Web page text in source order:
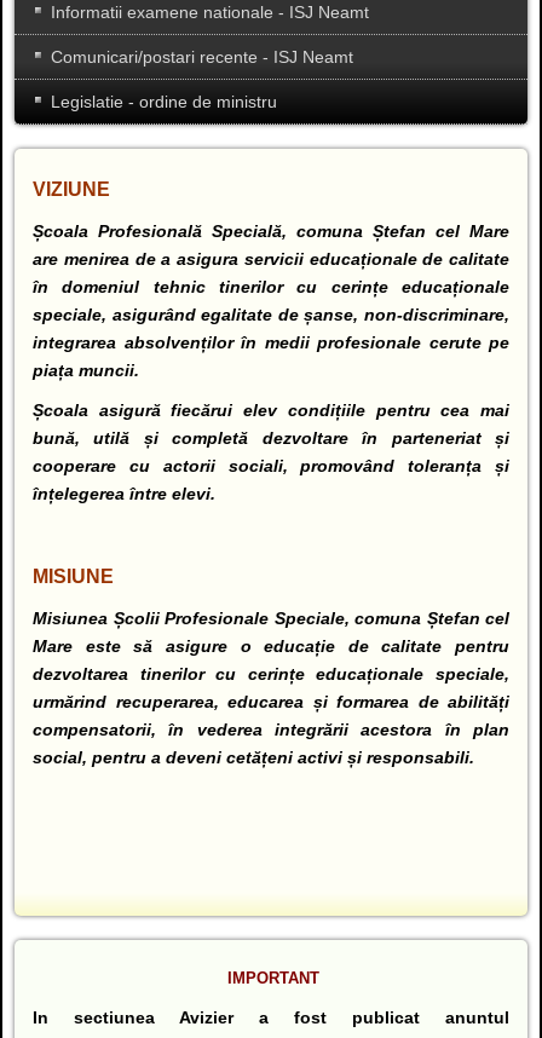
Informatii examene nationale - ISJ Neamt
Comunicari/postari recente - ISJ Neamt
Legislatie - ordine de ministru
VIZIUNE
Școala Profesională Specială, comuna Ștefan cel Mare
are menirea de a asigura servicii educaționale de calitate
în domeniul tehnic tinerilor cu cerințe educaționale
speciale, asigurând egalitate de șanse, non-discriminare,
integrarea absolvenților în medii profesionale cerute pe
piața muncii.
Școala asigură fiecărui elev condițiile pentru cea mai
bună, utilă și completă dezvoltare în parteneriat și
cooperare cu actorii sociali, promovând toleranța și
înțelegerea între elevi.
MISIUNE
Misiunea Școlii Profesionale Speciale, comuna Ștefan cel
Mare este să asigure o educație de calitate pentru
dezvoltarea tinerilor cu cerințe educaționale speciale,
urmărind recuperarea, educarea și formarea de abilități
compensatorii, în vederea integrării acestora în plan
social, pentru a deveni cetățeni activi și responsabili.
IMPORTANT
In sectiunea Avizier a fost publicat anuntul